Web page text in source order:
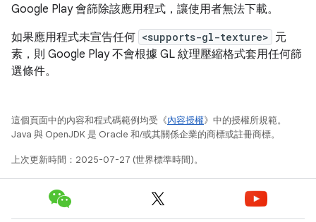
Google Play 會篩除該應用程式，讓使用者無法下載。
如果應用程式未宣告任何 <supports-gl-texture> 元
素，則 Google Play 不會根據 GL 紋理壓縮格式套用任何篩
選條件。
這個頁面中的內容和程式碼範例均受《內容授權》中的授權所規範。
Java 與 OpenJDK 是 Oracle 和/或其關係企業的商標或註冊商標。
上次更新時間：2025-07-27 (世界標準時間)。